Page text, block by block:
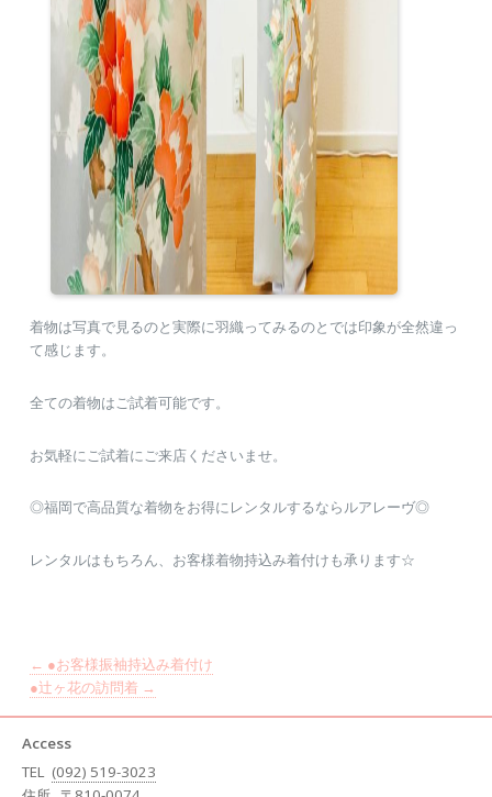
着物は写真で見るのと実際に羽織ってみるのとでは印象が全然違っ
て感じます。
全ての着物はご試着可能です。
お気軽にご試着にご来店くださいませ。
◎福岡で高品質な着物をお得にレンタルするならルアレーヴ◎
レンタルはもちろん、お客様着物持込み着付けも承ります☆
← ●お客様振袖持込み着付け
●辻ヶ花の訪問着 →
Access
TEL (092) 519-3023